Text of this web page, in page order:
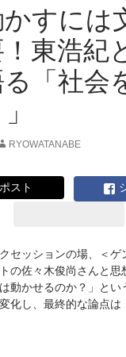
すには
東浩紀
「社会
RYOWATANABE
スト
セッションの場、＜ゲ
の佐々木俊尚さんと思
動かせるのか？」とい
化し、最終的な論点は